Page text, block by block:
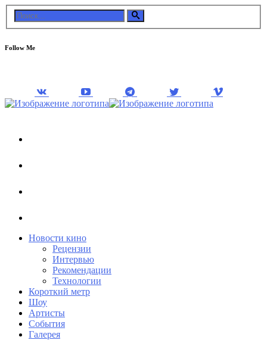
Follow Me
Новости кино
Рецензии
Интервью
Рекомендации
Технологии
Короткий метр
Шоу
Артисты
События
Галерея